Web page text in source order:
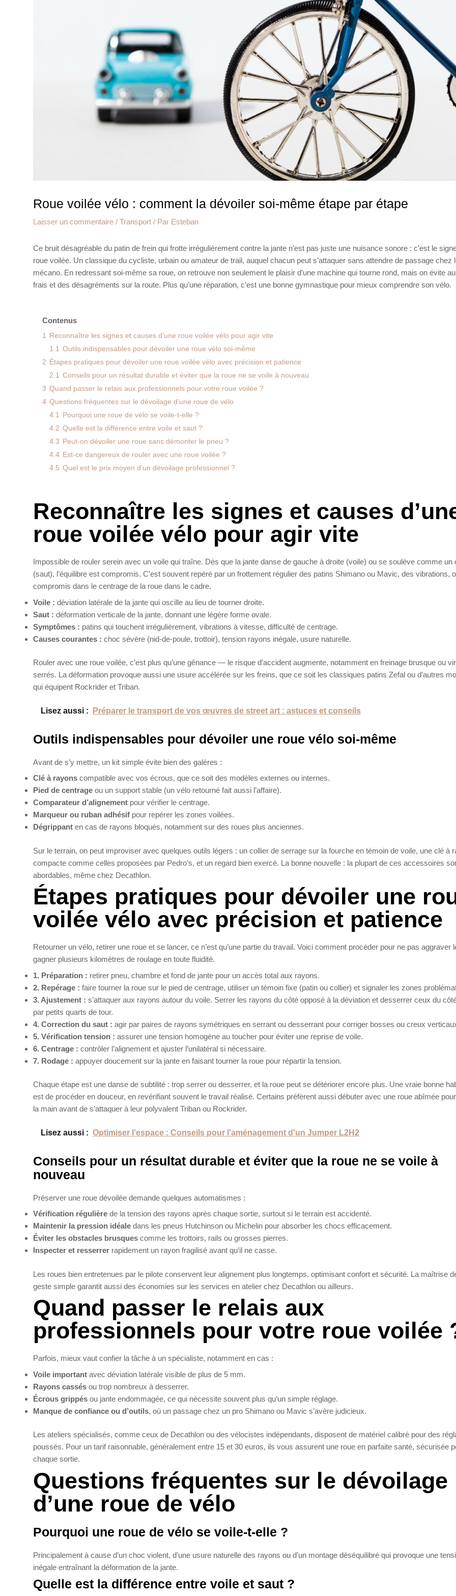
Roue voilée vélo : comment la dévoiler soi-même étape par étape
Laisser un commentaire / Transport / Par Esteban
Ce bruit désagréable du patin de frein qui frotte irrégulièrement contre la jante n’est pas juste une nuisance sonore : c’est le
roue voilée. Un classique du cycliste, urbain ou amateur de trail, auquel chacun peut s’attaquer sans attendre de passage chez
mécano. En redressant soi-même sa roue, on retrouve non seulement le plaisir d’une machine qui tourne rond, mais on évite
frais et des désagréments sur la route. Plus qu’une réparation, c’est une bonne gymnastique pour mieux comprendre son vélo.
Contenus
1 Reconnaître les signes et causes d’une roue voilée vélo pour agir vite
1.1 Outils indispensables pour dévoiler une roue vélo soi-même
2 Étapes pratiques pour dévoiler une roue voilée vélo avec précision et patience
2.1 Conseils pour un résultat durable et éviter que la roue ne se voile à nouveau
3 Quand passer le relais aux professionnels pour votre roue voilée ?
4 Questions fréquentes sur le dévoilage d’une roue de vélo
4.1 Pourquoi une roue de vélo se voile-t-elle ?
4.2 Quelle est la différence entre voile et saut ?
4.3 Peut-on dévoiler une roue sans démonter le pneu ?
4.4 Est-ce dangereux de rouler avec une roue voilée ?
4.5 Quel est le prix moyen d’un dévoilage professionnel ?
Reconnaître les signes et causes
roue voilée vélo pour agir vite
Impossible de rouler serein avec un voile qui traîne. Dès que la jante danse de gauche à droite (voile) ou se soulève comme
(saut), l’équilibre est compromis. C’est souvent repéré par un frottement régulier des patins Shimano ou Mavic, des vibrations,
compromis dans le centrage de la roue dans le cadre.
Voile : déviation latérale de la jante qui oscille au lieu de tourner droite.
Saut : déformation verticale de la jante, donnant une légère forme ovale.
Symptômes : patins qui touchent irrégulièrement, vibrations à vitesse, difficulté de centrage.
Causes courantes : choc sévère (nid-de-poule, trottoir), tension rayons inégale, usure naturelle.
Rouler avec une roue voilée, c’est plus qu’une gênance — le risque d’accident augmente, notamment en freinage brusque ou
serrés. La déformation provoque aussi une usure accélérée sur les freins, que ce soit les classiques patins Zefal ou d’autres
qui équipent Rockrider et Triban.
Lisez aussi : Préparer le transport de vos œuvres de street art : astuces et conseils
Outils indispensables pour dévoiler une roue vélo soi-même
Avant de s’y mettre, un kit simple évite bien des galères :
Clé à rayons compatible avec vos écrous, que ce soit des modèles externes ou internes.
Pied de centrage ou un support stable (un vélo retourné fait aussi l’affaire).
Comparateur d’alignement pour vérifier le centrage.
Marqueur ou ruban adhésif pour repérer les zones voilées.
Dégrippant en cas de rayons bloqués, notamment sur des roues plus anciennes.
Sur le terrain, on peut improviser avec quelques outils légers : un collier de serrage sur la fourche en témoin de voile, une clé à
compacte comme celles proposées par Pedro’s, et un regard bien exercé. La bonne nouvelle : la plupart de ces accessoires
abordables, même chez Decathlon.
Étapes pratiques pour dévoiler une
voilée vélo avec précision et patience
Retourner un vélo, retirer une roue et se lancer, ce n’est qu’une partie du travail. Voici comment procéder pour ne pas aggraver
gagner plusieurs kilomètres de roulage en toute fluidité.
1. Préparation : retirer pneu, chambre et fond de jante pour un accès total aux rayons.
2. Repérage : faire tourner la roue sur le pied de centrage, utiliser un témoin fixe (patin ou collier) et signaler les zones
3. Ajustement : s’attaquer aux rayons autour du voile. Serrer les rayons du côté opposé à la déviation et desserrer ceux du
par petits quarts de tour.
4. Correction du saut : agir par paires de rayons symétriques en serrant ou desserrant pour corriger bosses ou creux
5. Vérification tension : assurer une tension homogène au toucher pour éviter une reprise de voile.
6. Centrage : contrôler l’alignement et ajuster l’unilatéral si nécessaire.
7. Rodage : appuyer doucement sur la jante en faisant tourner la roue pour répartir la tension.
Chaque étape est une danse de subtilité : trop serrer ou desserrer, et la roue peut se détériorer encore plus. Une vraie bonne
est de procéder en douceur, en revérifiant souvent le travail réalisé. Certains préfèrent aussi débuter avec une roue abîmée
la main avant de s’attaquer à leur polyvalent Triban ou Rockrider.
Lisez aussi : Optimiser l'espace : Conseils pour l'aménagement d'un Jumper L2H2
Conseils pour un résultat durable et éviter que la roue ne se voile à
nouveau
Préserver une roue dévoilée demande quelques automatismes :
Vérification régulière de la tension des rayons après chaque sortie, surtout si le terrain est accidenté.
Maintenir la pression idéale dans les pneus Hutchinson ou Michelin pour absorber les chocs efficacement.
Éviter les obstacles brusques comme les trottoirs, rails ou grosses pierres.
Inspecter et resserrer rapidement un rayon fragilisé avant qu’il ne casse.
Les roues bien entretenues par le pilote conservent leur alignement plus longtemps, optimisant confort et sécurité. La maîtrise
geste simple garantit aussi des économies sur les services en atelier chez Decathlon ou ailleurs.
Quand passer le relais aux
professionnels pour votre roue voilée
Parfois, mieux vaut confier la tâche à un spécialiste, notamment en cas :
Voile important avec déviation latérale visible de plus de 5 mm.
Rayons cassés ou trop nombreux à desserrer.
Écrous grippés ou jante endommagée, ce qui nécessite souvent plus qu’un simple réglage.
Manque de confiance ou d’outils, où un passage chez un pro Shimano ou Mavic s’avère judicieux.
Les ateliers spécialisés, comme ceux de Decathlon ou des vélocistes indépendants, disposent de matériel calibré pour des
poussés. Pour un tarif raisonnable, généralement entre 15 et 30 euros, ils vous assurent une roue en parfaite santé, sécurisée
chaque sortie.
Questions fréquentes sur le dévoilage
d’une roue de vélo
Pourquoi une roue de vélo se voile-t-elle ?
Principalement à cause d’un choc violent, d’une usure naturelle des rayons ou d’un montage déséquilibré qui provoque une
inégale entraînant la déformation de la jante.
Quelle est la différence entre voile et saut ?